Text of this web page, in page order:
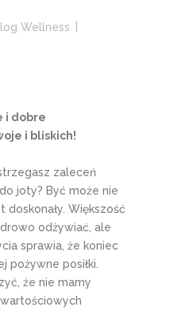
Wellness
i dobre
i bliskich!
zaleceń
joty? Być może nie
doskonały. Większość
odżywiać, ale
sprawia, że koniec
pożywne posiłki.
że nie mamy